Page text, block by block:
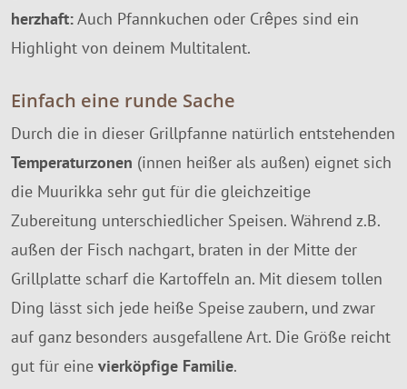
herzhaft:Auch Pfannkuchen oder Crêpes sind ein
Highlight von deinem Multitalent.
Einfach eine runde Sache
Durch die in dieser Grillpfanne natürlich entstehenden
Temperaturzonen (innen heißer als außen) eignet sich
die Muurikka sehr gut für die gleichzeitige
Zubereitung unterschiedlicher Speisen. Während z.B.
außen der Fisch nachgart, braten in der Mitte der
Grillplatte scharf die Kartoffeln an. Mit diesem tollen
Ding lässt sich jede heiße Speise zaubern, und zwar
auf ganz besonders ausgefallene Art. Die Größe reicht
gut für eine vierköpfige Familie.